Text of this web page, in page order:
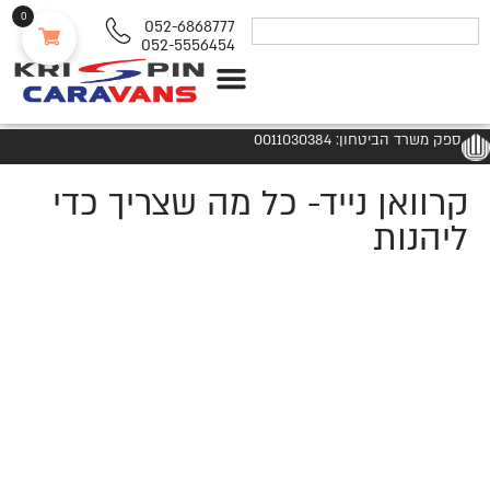
052-6868777
052-5556454
ספק משרד הביטחון: 0011030384
קרוואן נייד- כל מה שצריך כדי
ליהנות
0